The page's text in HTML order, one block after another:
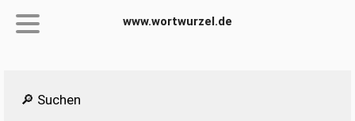
www.wortwurzel.de
🔎 Suchen